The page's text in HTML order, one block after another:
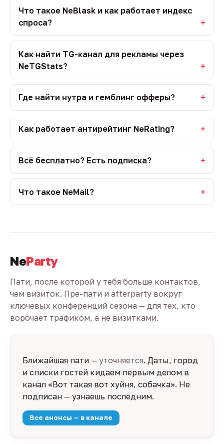
Что такое NeBlask и как работает индекс
спроса?
Как найти TG-канал для рекламы через
NeTGStats?
Где найти нутра и гемблинг офферы?
Как работает антирейтинг NeRating?
Всё бесплатно? Есть подписка?
Что такое NeMail?
NeParty
Пати, после которой у тебя больше контактов,
чем визиток. Пре-пати и afterparty вокруг
ключевых конференций сезона — для тех, кто
ворочает трафиком, а не визитками.
Ближайшая пати — уточняется. Даты, город
и списки гостей кидаем первым делом в
канал «Вот такая вот хуйня, собачка». Не
подписан — узнаешь последним.
Все анонсы — в канале